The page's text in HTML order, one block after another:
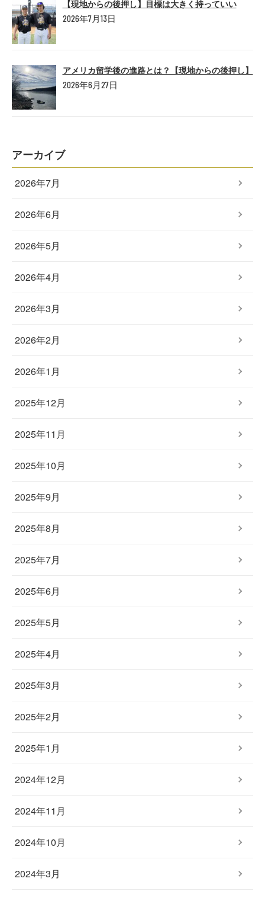
【現地からの後押し】目標は大きく持っていい
2026年7月13日
アメリカ留学後の進路とは？【現地からの後押し】
2026年6月27日
アーカイブ
2026年7月
2026年6月
2026年5月
2026年4月
2026年3月
2026年2月
2026年1月
2025年12月
2025年11月
2025年10月
2025年9月
2025年8月
2025年7月
2025年6月
2025年5月
2025年4月
2025年3月
2025年2月
2025年1月
2024年12月
2024年11月
2024年10月
2024年3月